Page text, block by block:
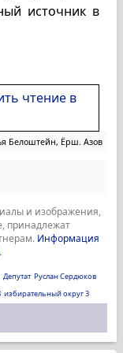
источник в
чтение в
Белоштейн, Ёрш. Азов
и изображения,
принадлежат
Информация
.
Депутат Руслан Сердюков
избирательный округ 3